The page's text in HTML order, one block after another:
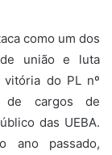
como um dos
união e luta
do PL nº
de cargos de
das UEBA.
ano passado,